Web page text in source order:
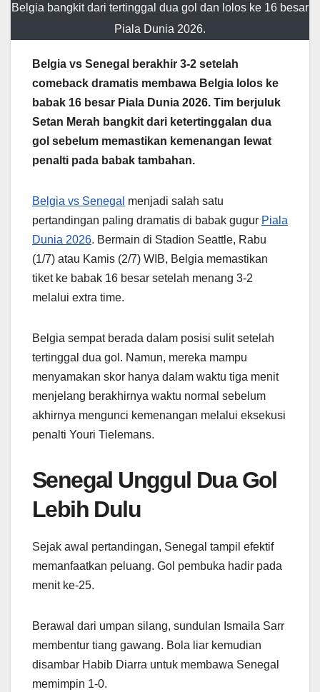
Belgia bangkit dari tertinggal dua gol dan lolos ke 16 besar
Piala Dunia 2026.
Belgia vs Senegal berakhir 3-2 setelah
comeback dramatis membawa Belgia lolos ke
babak 16 besar Piala Dunia 2026. Tim berjuluk
Setan Merah bangkit dari ketertinggalan dua
gol sebelum memastikan kemenangan lewat
penalti pada babak tambahan.
Belgia vs Senegal menjadi salah satu
pertandingan paling dramatis di babak gugur Piala
Dunia 2026. Bermain di Stadion Seattle, Rabu
(1/7) atau Kamis (2/7) WIB, Belgia memastikan
tiket ke babak 16 besar setelah menang 3-2
melalui extra time.
Belgia sempat berada dalam posisi sulit setelah
tertinggal dua gol. Namun, mereka mampu
menyamakan skor hanya dalam waktu tiga menit
menjelang berakhirnya waktu normal sebelum
akhirnya mengunci kemenangan melalui eksekusi
penalti Youri Tielemans.
Senegal Unggul Dua Gol
Lebih Dulu
Sejak awal pertandingan, Senegal tampil efektif
memanfaatkan peluang. Gol pembuka hadir pada
menit ke-25.
Berawal dari umpan silang, sundulan Ismaila Sarr
membentur tiang gawang. Bola liar kemudian
disambar Habib Diarra untuk membawa Senegal
memimpin 1-0.